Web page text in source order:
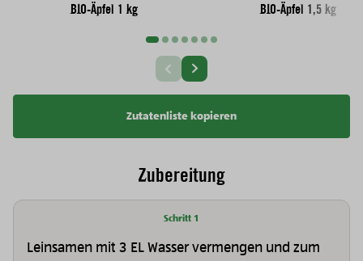
BIO-Äpfel 1 kg BIO-Äpfel 1,5 kg
Vorherige Slide
Nächste Slide
Zutatenliste kopieren
Zubereitung
Schritt 1
Leinsamen mit 3 EL Wasser vermengen und zum